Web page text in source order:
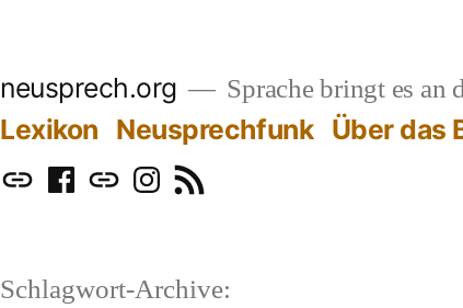
neusprech.org Sprache bringt es an
Lexikon Neusprechfunk Über das
MastodonFacebook
BlueskyInstagram
RSS
Schlagwort-Archive: